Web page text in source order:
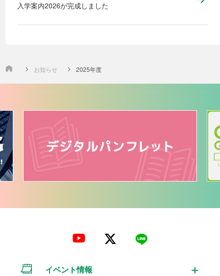
入学案内2026が完成しました
お知らせ 2025年度
イベント情報